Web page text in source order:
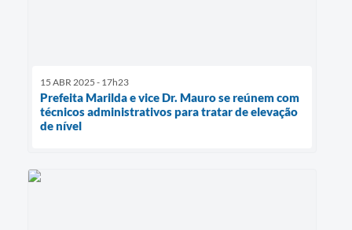
15 ABR 2025 - 17h23
Prefeita Marilda e vice Dr. Mauro se reúnem com
técnicos administrativos para tratar de elevação
de nível